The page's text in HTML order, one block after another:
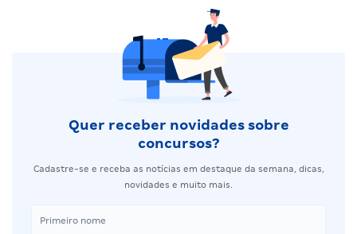
Quer receber novidades sobre
concursos?
Cadastre-se e receba as notícias em destaque da semana, dicas,
novidades e muito mais.